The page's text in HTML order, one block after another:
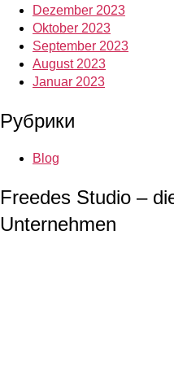
Dezember 2023
Oktober 2023
September 2023
August 2023
Januar 2023
Рубрики
Blog
Freedes Studio –
Unternehmen